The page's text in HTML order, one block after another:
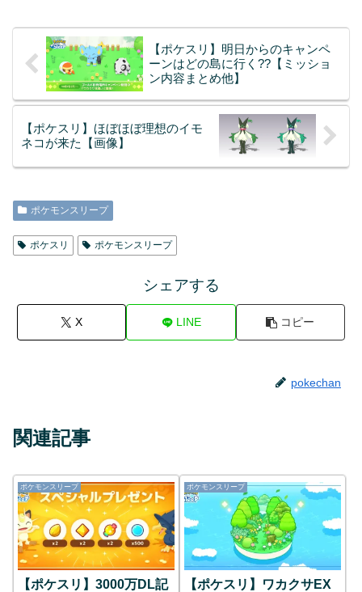
【ポケスリ】明日からのキャンペ
ーンはどの島に行く??【ミッショ
ン内容まとめ他】
【ポケスリ】ほぼほぼ理想のイモ
ネコが来た【画像】
ポケモンスリープ
ポケスリ ポケモンスリープ
シェアする
X LINE コピー
pokechan
関連記事
ポケモンスリープ
【ポケスリ】3000万DL記
ポケモンスリープ
【ポケスリ】ワカクサEX